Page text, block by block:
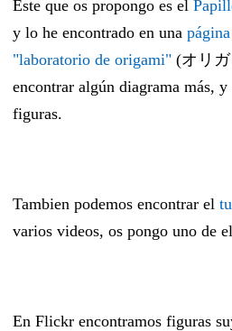
Este que os propongo es el
y lo he encontrado en una
"laboratorio de origami" (オリガ
encontrar algún diagrama más,
figuras.
Tambien podemos encontrar el
varios videos, os pongo uno de
En Flickr encontramos figuras